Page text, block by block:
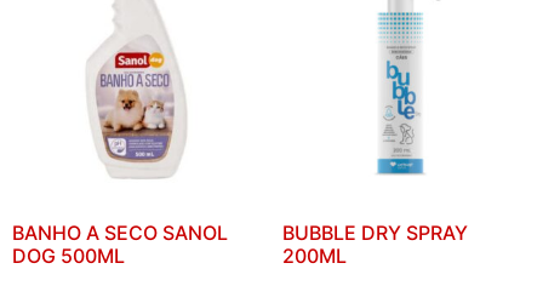
BANHO A SECO SANOL
DOG 500ML
BUBBLE DRY SPRAY
200ML